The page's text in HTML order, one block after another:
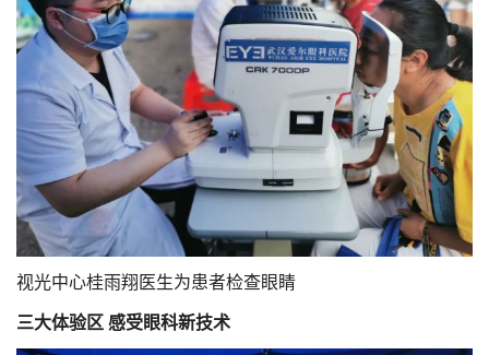
视光中心桂雨翔医生为患者检查眼睛
三大体验区 感受眼科新技术